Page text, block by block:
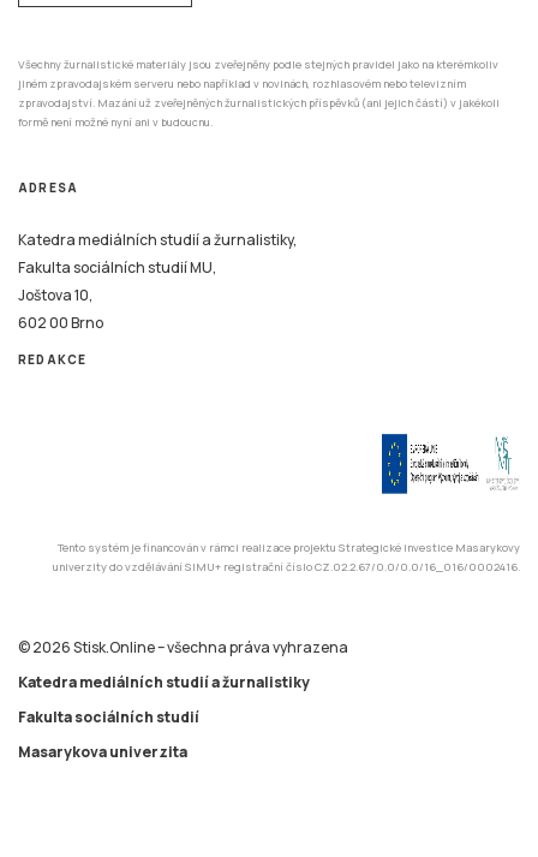
Všechny žurnalistické materiály jsou zveřejněny podle stejných pravidel jako na kterémkoliv
jiném zpravodajském serveru nebo například v novinách, rozhlasovém nebo televizním
zpravodajství. Mazání už zveřejněných žurnalistických příspěvků (ani jejich částí) v jakékoli
formě není možné nyní ani v budoucnu.
ADRESA
Katedra mediálních studií a žurnalistiky,
Fakulta sociálních studií MU,
Joštova 10,
602 00 Brno
REDAKCE
Tento systém je financován v rámci realizace projektu Strategické investice Masarykovy
univerzity do vzdělávání SIMU+ registrační číslo CZ.02.2.67/0.0/0.0/16_016/0002416.
© 2026 Stisk.Online – všechna práva vyhrazena
Katedra mediálních studií a žurnalistiky
Fakulta sociálních studií
Masarykova univerzita